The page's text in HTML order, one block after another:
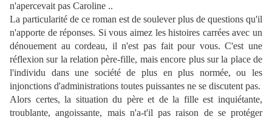
n'apercevait pas Caroline ..
La particularité de ce roman est de soulever plus de questions qu'il
n'apporte de réponses. Si vous aimez les histoires carrées avec un
dénouement au cordeau, il n'est pas fait pour vous. C'est une
réflexion sur la relation père-fille, mais encore plus sur la place de
l'individu dans une société de plus en plus normée, ou les
injonctions d'administrations toutes puissantes ne se discutent pas.
Alors certes, la situation du père et de la fille est inquiétante,
troublante, angoissante, mais n'a-t'il pas raison de se protéger